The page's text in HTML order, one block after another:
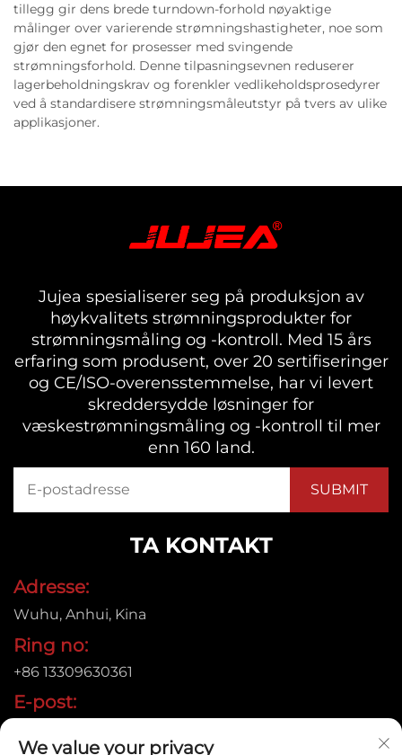
tillegg gir dens brede turndown-forhold nøyaktige
målinger over varierende strømningshastigheter, noe som
gjør den egnet for prosesser med svingende
strømningsforhold. Denne tilpasningsevnen reduserer
lagerbeholdningskrav og forenkler vedlikeholdsprosedyrer
ved å standardisere strømningsmåleutstyr på tvers av ulike
applikasjoner.
Jujea spesialiserer seg på produksjon av
høykvalitets strømningsprodukter for
strømningsmåling og -kontroll. Med 15 års
erfaring som produsent, over 20 sertifiseringer
og CE/ISO-overensstemmelse, har vi levert
skreddersydde løsninger for
væskestrømningsmåling og -kontroll til mer
enn 160 land.
TA KONTAKT
Adresse:
Wuhu, Anhui, Kina
Ring no:
+86 13309630361
E-post:
We value your privacy